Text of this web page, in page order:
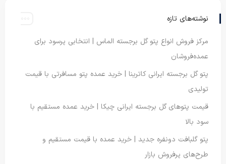
نوشته‌های تازه
مرکز فروش انواع پتو گل برجسته الماس | انتخابی پرسود برای
عمده‌فروشان
پتو گل برجسته ایرانی کاترینا | خرید عمده پتو مسافرتی با قیمت
تولیدی
قیمت پتوهای گل برجسته ایرانی چیکا | خرید عمده مستقیم با
سود بالا
پتو گلبافت دونفره جدید | خرید عمده با قیمت مستقیم و
طرح‌های پرفروش بازار